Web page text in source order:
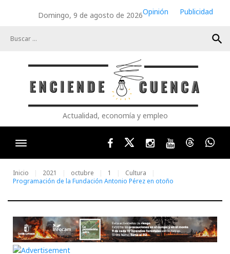
Domingo, 9 de agosto de 2026Opinión
Publicidad
search
Actualidad, economía y empleo
FacebookTwitterInstagram
YoutubeThreads
Inicio 2021 octubre 1
Cultura
Programación de la Fundación Antonio Pérez en otoño